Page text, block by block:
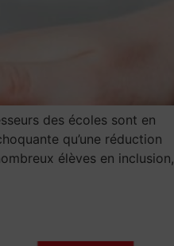
des écoles sont en
qu’une réduction
élèves en inclusion,